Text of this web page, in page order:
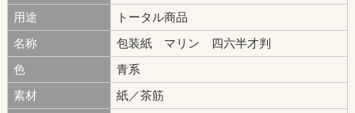
用途
トータル商品
名称
包装紙 マリン 四六半才判
色
青系
素材
紙／茶筋